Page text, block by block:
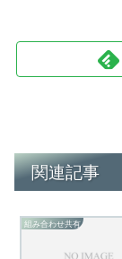
関連記事
組み合わせ共有